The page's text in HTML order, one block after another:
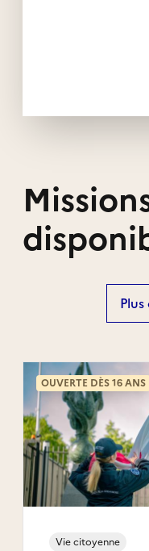
Vie citoyenne
OUVERTE DÈS 16 ANS